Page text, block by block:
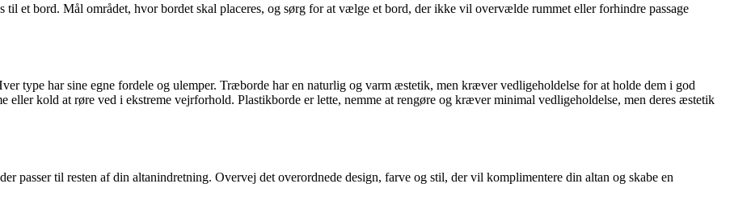
til et bord. Mål området, hvor bordet skal placeres, og sørg for at vælge et bord, der ikke vil overvælde rummet eller forhindre passage
type har sine egne fordele og ulemper. Træborde har en naturlig og varm æstetik, men kræver vedligeholdelse for at holde dem i god
eller kold at røre ved i ekstreme vejrforhold. Plastikborde er lette, nemme at rengøre og kræver minimal vedligeholdelse, men deres æstetik
passer til resten af din altanindretning. Overvej det overordnede design, farve og stil, der vil komplimentere din altan og skabe en